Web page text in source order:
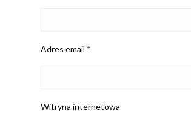
Adres email *
Witryna internetowa